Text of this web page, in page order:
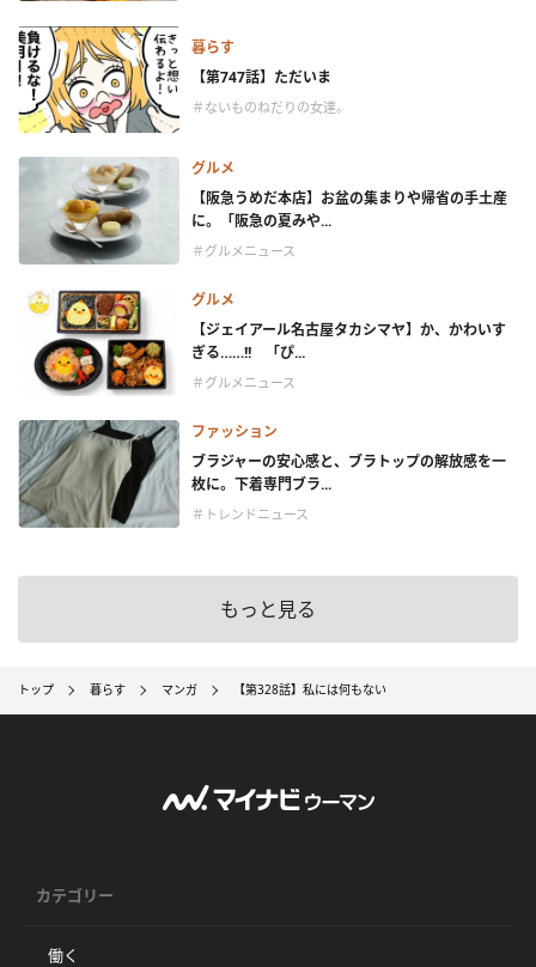
暮らす
【第747話】ただいま
＃ないものねだりの女達。
グルメ
【阪急うめだ本店】お盆の集まりや帰省の手土産
に。「阪急の夏みや...
＃グルメニュース
グルメ
【ジェイアール名古屋タカシマヤ】か、かわいす
ぎる……!! 「ぴ...
＃グルメニュース
ファッション
ブラジャーの安心感と、ブラトップの解放感を一
枚に。下着専門ブラ...
＃トレンドニュース
もっと見る
トップ 暮らす マンガ 【第328話】私には何もない
カテゴリー
働く